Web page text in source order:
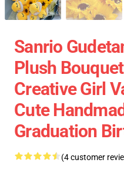
Sanrio
Plush
Creative Girl
Cute
Graduation
(4 customer